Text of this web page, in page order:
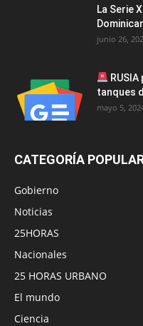
La Serie
junio 26,
tanques
mayo 5,
CATEGORÍA
Gobierno
Noticias
25HORAS
Nacionales
25 HORAS URBANO
El mundo
Ciencia